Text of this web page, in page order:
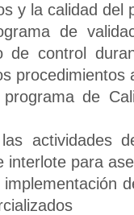
y la calidad del
de
de control
procedimientos
de
actividades
interlote para